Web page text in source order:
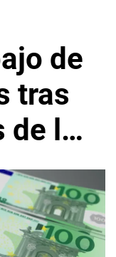
de
tras
de la
BCE